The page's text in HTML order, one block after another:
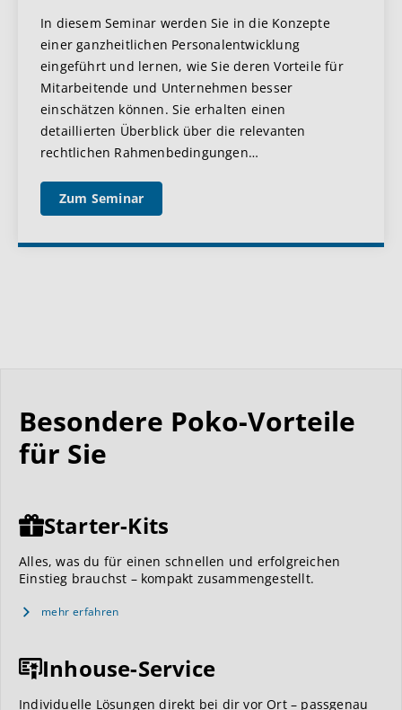
In diesem Seminar werden Sie in die Konzepte
einer ganzheitlichen Personalentwicklung
eingeführt und lernen, wie Sie deren Vorteile für
Mitarbeitende und Unternehmen besser
einschätzen können. Sie erhalten einen
detaillierten Überblick über die relevanten
rechtlichen Rahmenbedingungen…
Zum Seminar
Besondere Poko-Vorteile
für Sie
Starter-Kits
Alles, was du für einen schnellen und erfolgreichen
Einstieg brauchst – kompakt zusammengestellt.
mehr erfahren
Inhouse-Service
Individuelle Lösungen direkt bei dir vor Ort – passgenau